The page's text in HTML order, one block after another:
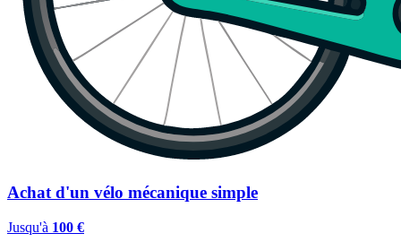
Achat d'un vélo mécanique simple
Jusqu'à 100 €